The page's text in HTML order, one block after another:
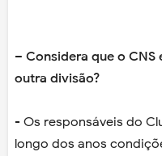
– Considera que o
outra divisão?
- Os responsáveis do
longo dos anos